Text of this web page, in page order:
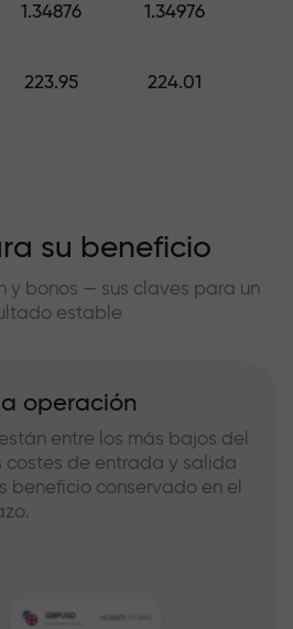
1.34876 1.34976
223.95 224.01
su beneficio
y bonos — sus claves para un
estable
operación
entre los más bajos del
costes de entrada y salida
beneficio conservado en el